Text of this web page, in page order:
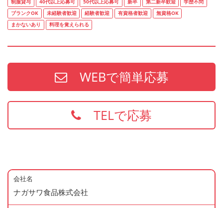
制服貸与
40代以上応募可 50代以上応募可 新卒 第二新卒歓迎
学歴不問
ブランクOK
未経験者歓迎 経験者歓迎 有資格者歓迎
無資格OK
まかないあり
料理を覚えられる
WEBで簡単応募
TELで応募
会社名
ナガサワ食品株式会社